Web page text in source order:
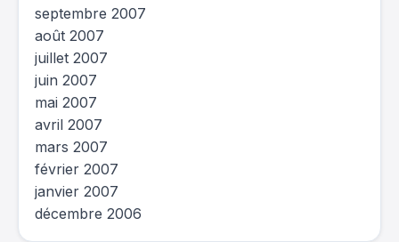
septembre 2007
août 2007
juillet 2007
juin 2007
mai 2007
avril 2007
mars 2007
février 2007
janvier 2007
décembre 2006